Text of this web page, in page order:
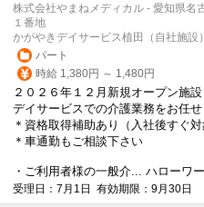
株式会社やまねメディカル - 愛知県名
１番地
かがやきデイサービス植田（自社施設）
パート
時給 1,380円 ～ 1,480円
２０２６年１２月新規オープン施設
デイサービスでの介護業務をお任
＊資格取得補助あり（入社後すぐ
＊車通勤もご相談下さい
・ご利用者様の一般介... ハローワ
受理日：7月1日 有効期限：9月30日